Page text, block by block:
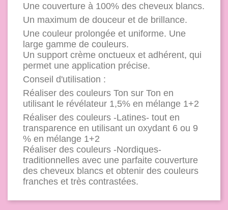
Une couverture à 100% des cheveux blancs.
Un maximum de douceur et de brillance.
Une couleur prolongée et uniforme. Une
large gamme de couleurs.
Un support crème onctueux et adhérent, qui
permet une application précise.
Conseil d'utilisation :
Réaliser des couleurs Ton sur Ton en
utilisant le révélateur 1,5% en mélange 1+2
Réaliser des couleurs -Latines- tout en
transparence en utilisant un oxydant 6 ou 9
% en mélange 1+2
Réaliser des couleurs -Nordiques-
traditionnelles avec une parfaite couverture
des cheveux blancs et obtenir des couleurs
franches et très contrastées.